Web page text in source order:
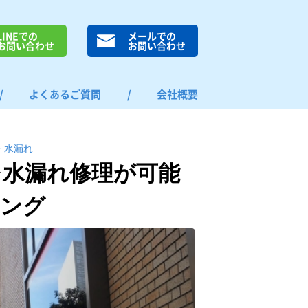
での
問い合わせ
メールでの
お問い合わせ
よくあるご質問 / 会社概要
⽔漏れ
漏れ修理が可能
グ